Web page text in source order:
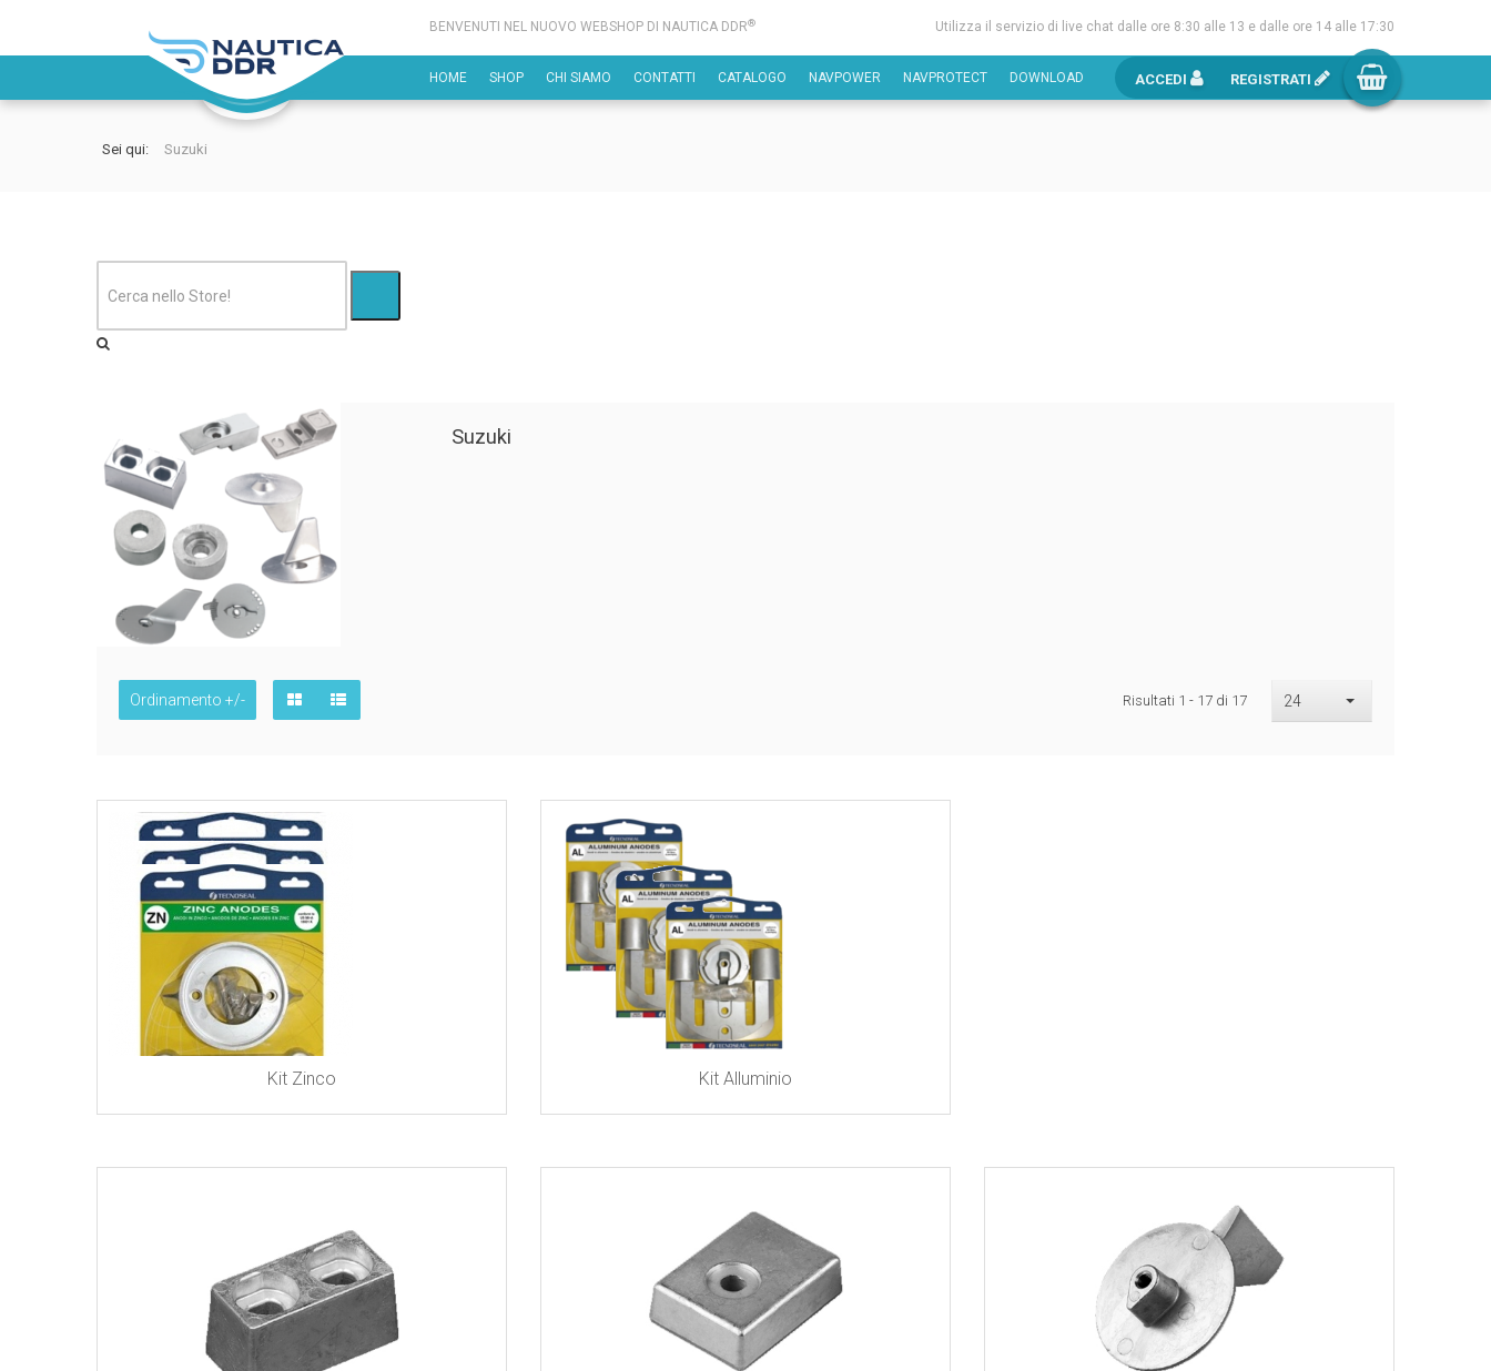
BENVENUTI NEL NUOVO WEBSHOP DI NAUTICA DDR® Utilizza il servizio di live chat dalle ore 8:30 alle 13 e dalle ore 14 alle 17:30
HOME SHOP CHI SIAMO CONTATTI CATALOGO NAVPOWER NAVPROTECT DOWNLOAD ACCEDI REGISTRATI
Sei qui: Suzuki
Suzuki
Ordinamento +/- Risultati 1 - 17 di 17 24
Kit Zinco Kit Alluminio